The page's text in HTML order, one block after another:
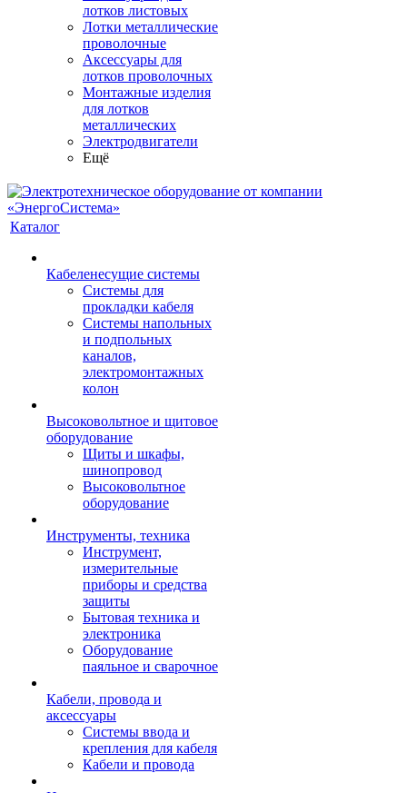
лотков листовых
Лотки металлические
проволочные
Аксессуары для
лотков проволочных
Монтажные изделия
для лотков
металлических
Электродвигатели
Ещё
Каталог
Кабеленесущие системы
Системы для
прокладки кабеля
Системы напольных
и подпольных
каналов,
электромонтажных
колон
Высоковольтное и щитовое
оборудование
Щиты и шкафы,
шинопровод
Высоковольтное
оборудование
Инструменты, техника
Инструмент,
измерительные
приборы и средства
защиты
Бытовая техника и
электроника
Оборудование
паяльное и сварочное
Кабели, провода и
аксессуары
Системы ввода и
крепления для кабеля
Кабели и провода